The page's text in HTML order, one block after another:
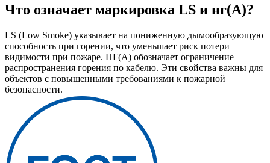
Что означает маркировка LS и нг(А)?
LS (Low Smoke) указывает на пониженную дымообразующую
способность при горении, что уменьшает риск потери
видимости при пожаре. НГ(А) обозначает ограничение
распространения горения по кабелю. Эти свойства важны для
объектов с повышенными требованиями к пожарной
безопасности.